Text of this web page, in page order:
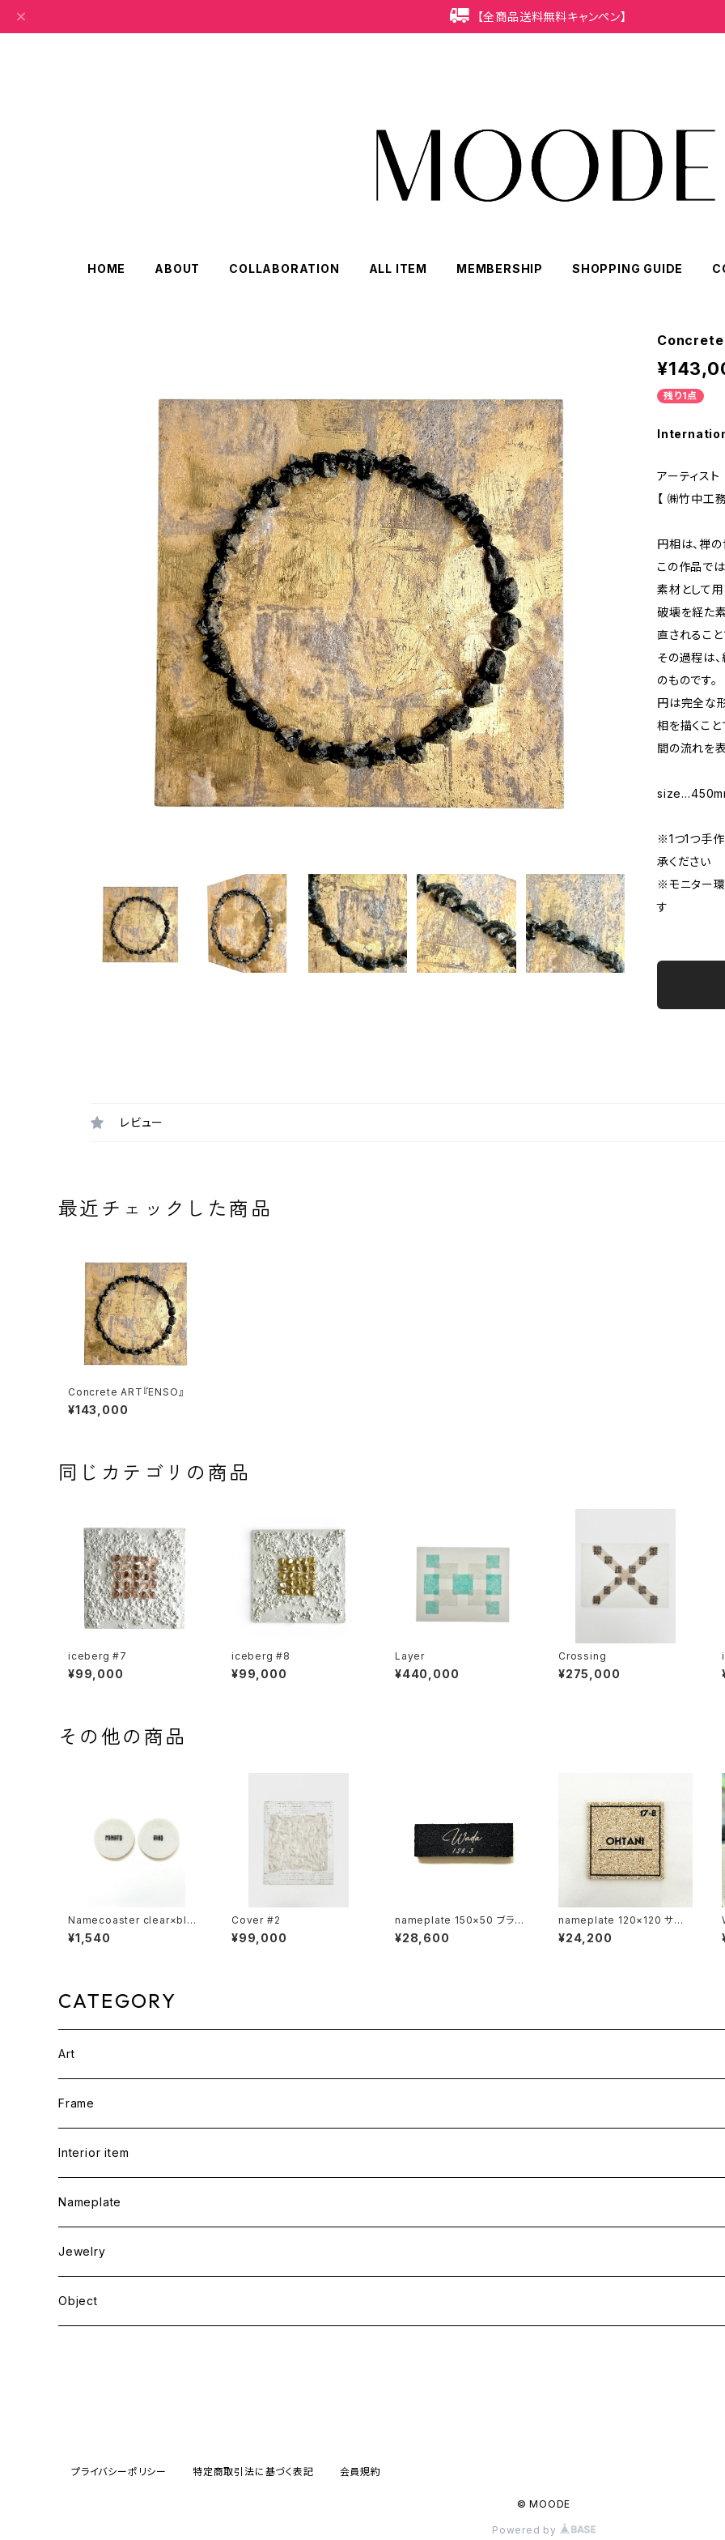
【全商品送料無料キャンペン】
HOME ABOUT COLLABORATION ALL ITEM MEMBERSHIP SHOPPING GUIDE
Concrete
残り1点
アーティス
【 ㈱竹中工
円相は、禅の
この作品で
素材として
破壊を経た
直されるこ
その過程は
のものです。
円は完全な
相を描くこ
間の流れを
※1つ1つ手
承ください
※モニター
す
レビュー
最近チェックした商品
Concrete ART『ENSO』
¥143,000
同じカテゴリの商品
iceberg #7
¥99,000
iceberg #8
¥99,000
Layer
¥440,000
Crossing
¥275,000
その他の商品
Namecoaster clear×blac
k print
¥1,540
Cover #2
¥99,000
nameplate 150×50 ブラッ
ク
¥28,600
nameplate 120×120 サン
ゴ砂
¥24,200
CATEGORY
Art
Frame
Interior item
Nameplate
Jewelry
Object
プライバシーポリシー 特定商取引法に基づく表記 会員規約
© MOODE
Powered by